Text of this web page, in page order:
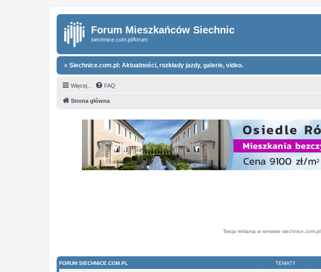
Forum Mieszkańców Siechnic
siechnice.com.pl/forum
Siechnice.com.pl: Aktualności, rozkłady jazdy, galerie, video.
Więcej… FAQ
Strona główna
Twoja reklama w serwisie siechnice.com.pl
FORUM SIECHNICE.COM.PL TEMATY